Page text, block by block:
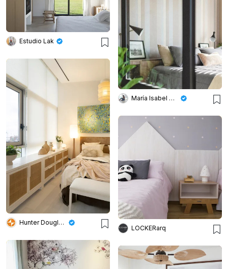
Estudio Lak
María Isabel Wetzel
Hunter Douglas Argentina
LOCKERarq